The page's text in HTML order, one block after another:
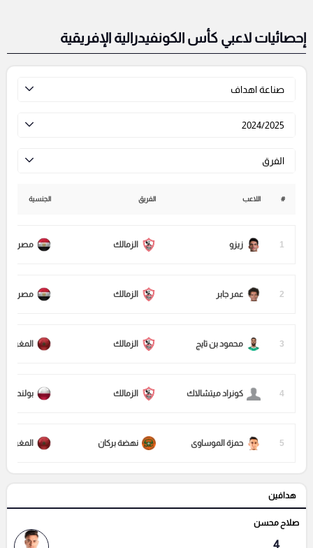
إحصائيات لاعبي كأس الكونفيدرالية الإفريقية
صناعة اهداف
2024/2025
الفرق
# اللاعب الفريق الجنسية
1 زيزو الزمالك مصر
2 عمر جابر الزمالك مصر
3 محمود بن تايج الزمالك المغرب
4 كونراد ميتشالاك الزمالك بولندا
5 حمزة الموساوى نهضة بركان المغرب
هدافين
صلاح محسن
4